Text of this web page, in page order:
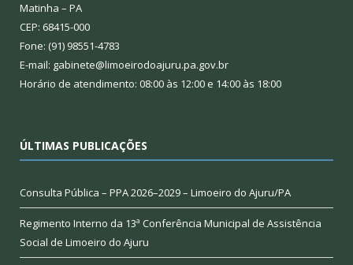
Matinha – PA
CEP: 68415-000
Fone: (91) 98551-4783
E-mail: gabinete@limoeirodoajuru.pa.gov.br
Horário de atendimento: 08:00 às 12:00 e 14:00 às 18:00
ÚLTIMAS PUBLICAÇÕES
Consulta Pública – PPA 2026–2029 – Limoeiro do Ajuru/PA
Regimento Interno da 13ª Conferência Municipal de Assistência
Social de Limoeiro do Ajuru